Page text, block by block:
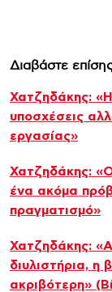
Διαβάστε
Χατζηδάκης:
υποσχέσεις
εργασίας»
Χατζηδάκης:
ένα ακόμα
πραγματισμό»
Χατζηδάκης:
διυλιστήρια, η
ακριβότερη»